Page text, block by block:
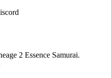
2 Essence Samurai.